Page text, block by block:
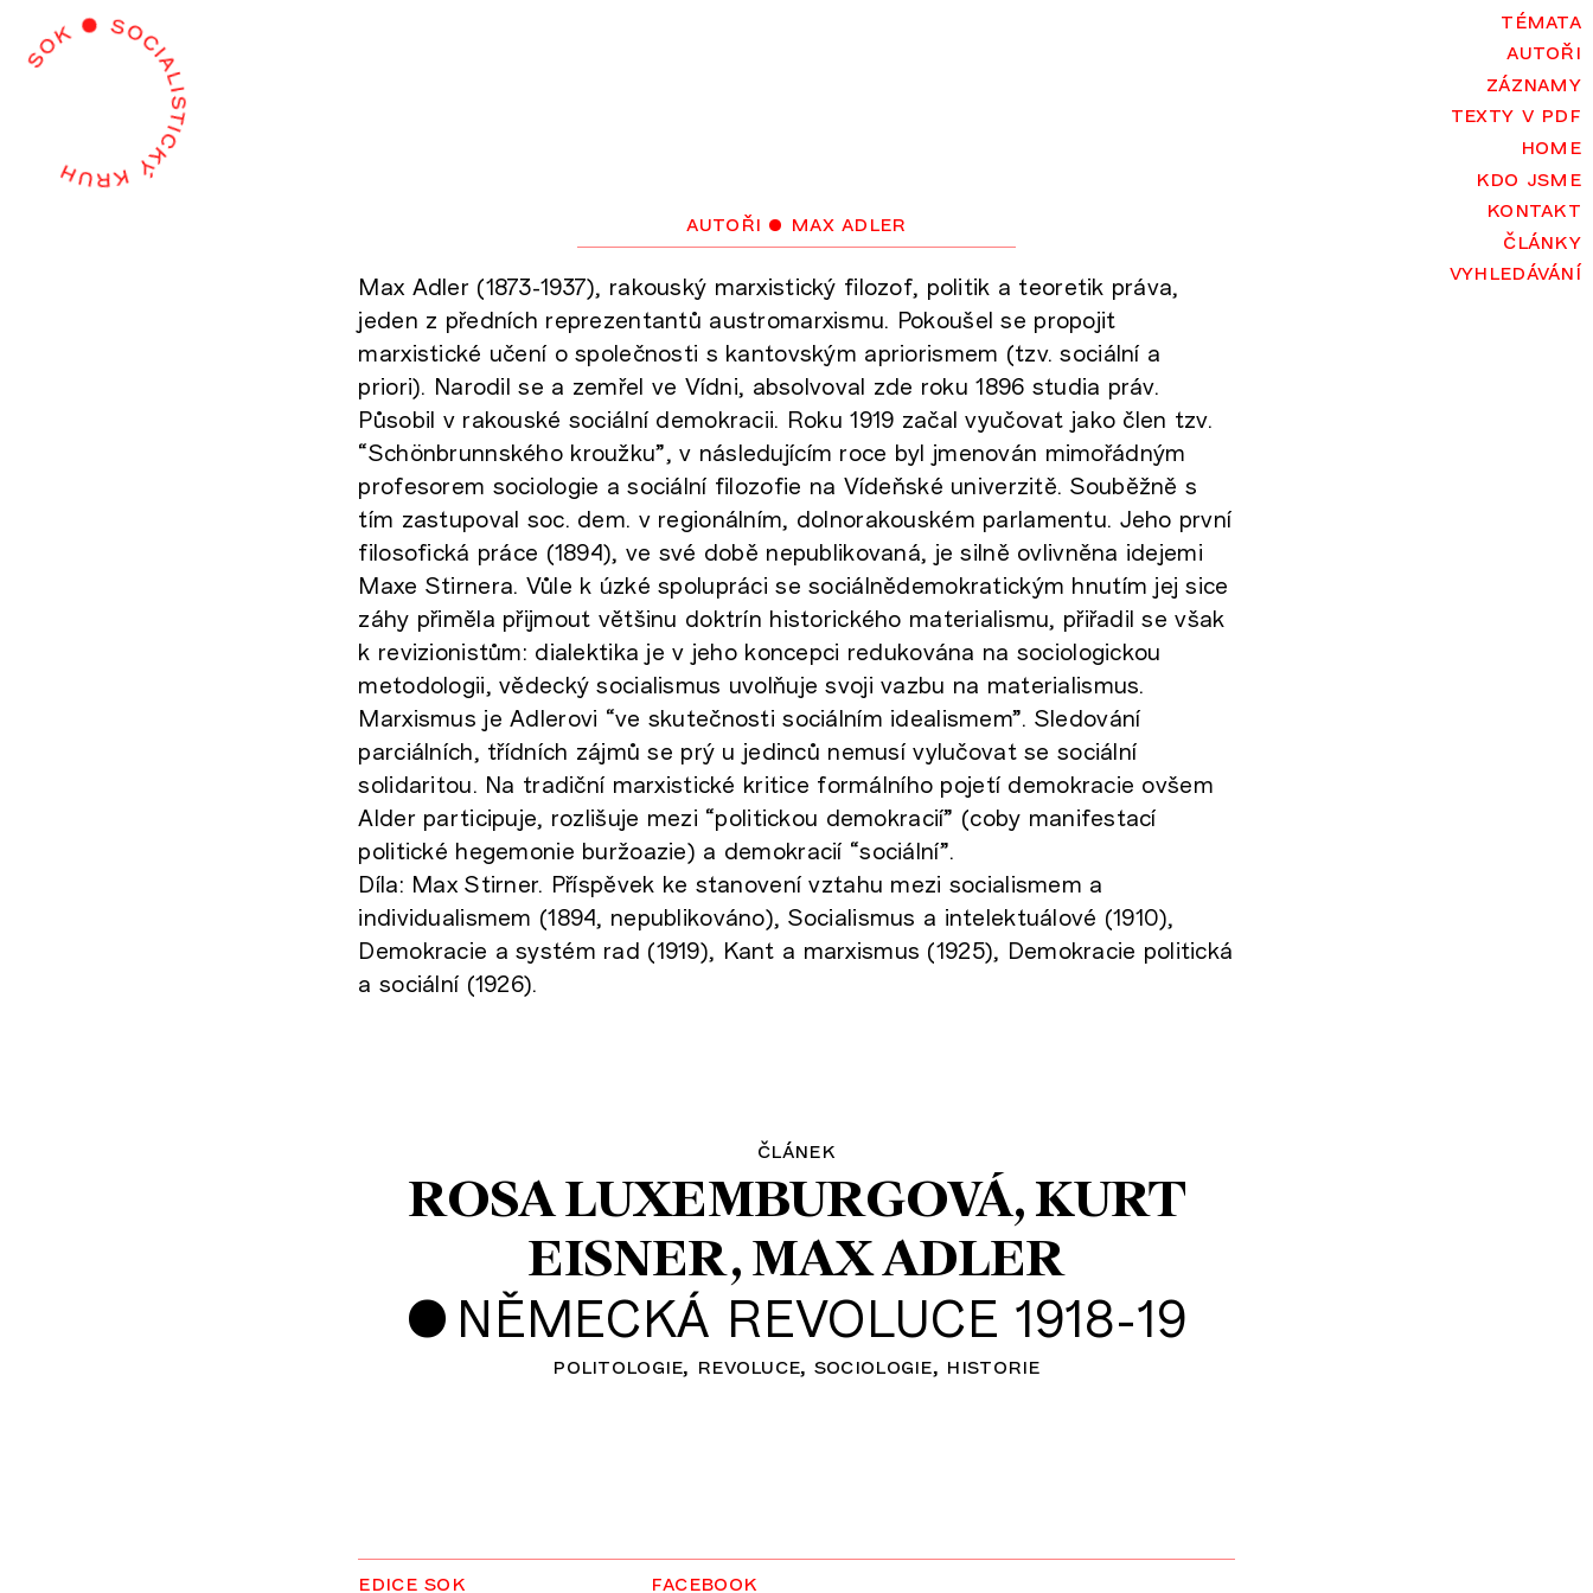
témata
autoři
záznamy
texty v pdf
home
kdo jsme
kontakt
články
vyhledávání
autoři • max adler
Max Adler (1873-1937), rakouský marxistický filozof, politik a teoretik práva,
jeden z předních reprezentantů austromarxismu. Pokoušel se propojit
marxistické učení o společnosti s kantovským apriorismem (tzv. sociální a
priori). Narodil se a zemřel ve Vídni, absolvoval zde roku 1896 studia práv.
Působil v rakouské sociální demokracii. Roku 1919 začal vyučovat jako člen tzv.
“Schönbrunnského kroužku”, v následujícím roce byl jmenován mimořádným
profesorem sociologie a sociální filozofie na Vídeňské univerzitě. Souběžně s
tím zastupoval soc. dem. v regionálním, dolnorakouském parlamentu. Jeho první
filosofická práce (1894), ve své době nepublikovaná, je silně ovlivněna idejemi
Maxe Stirnera. Vůle k úzké spolupráci se sociálnědemokratickým hnutím jej sice
záhy přiměla přijmout většinu doktrín historického materialismu, přiřadil se však
k revizionistům: dialektika je v jeho koncepci redukována na sociologickou
metodologii, vědecký socialismus uvolňuje svoji vazbu na materialismus.
Marxismus je Adlerovi “ve skutečnosti sociálním idealismem”. Sledování
parciálních, třídních zájmů se prý u jedinců nemusí vylučovat se sociální
solidaritou. Na tradiční marxistické kritice formálního pojetí demokracie ovšem
Alder participuje, rozlišuje mezi “politickou demokracií” (coby manifestací
politické hegemonie buržoazie) a demokracií “sociální”.
Díla: Max Stirner. Příspěvek ke stanovení vztahu mezi socialismem a
individualismem (1894, nepublikováno), Socialismus a intelektuálové (1910),
Demokracie a systém rad (1919), Kant a marxismus (1925), Demokracie politická
a sociální (1926).
článek
ROSA LUXEMBURGOVÁ KURT
EISNER MAX ADLER
• NĚMECKÁ REVOLUCE 1918-19
politologie revoluce sociologie historie
edice sok facebook